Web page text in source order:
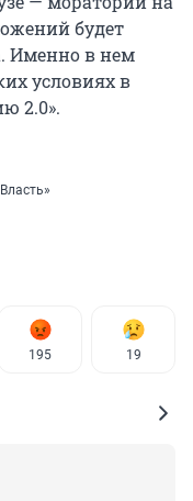
будет
Именно в нем
условиях в
2.0».
195 19